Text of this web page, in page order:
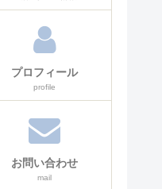
プロフィール
profile
お問い合わせ
mail